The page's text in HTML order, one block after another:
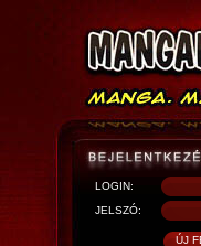
LOGIN:
JELSZÓ: